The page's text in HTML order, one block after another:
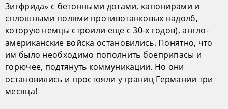
Зигфрида» с бетонными дотами, капонирами и
сплошными полями противотанковых надолб,
которую немцы строили еще с 30-х годов), англо-
американские войска остановились. Понятно, что
им было необходимо пополнить боеприпасы и
горючее, подтянуть коммуникации. Но они
остановились и простояли у границ Германии три
месяца!